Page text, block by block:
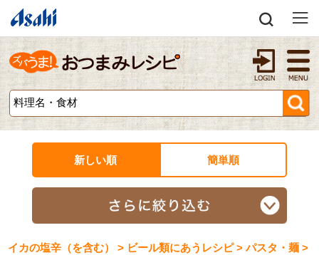
新しい順 簡単順
イカの塩辛（を含む） > ビール類にあうレシピ > パスタ・麺 >